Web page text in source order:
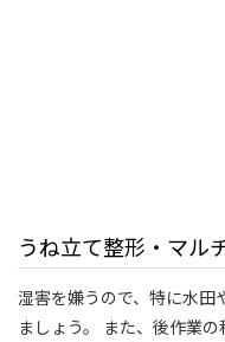
うね立て整形・マル
湿害を嫌うので、特に水田
ましょう。 また、後作業